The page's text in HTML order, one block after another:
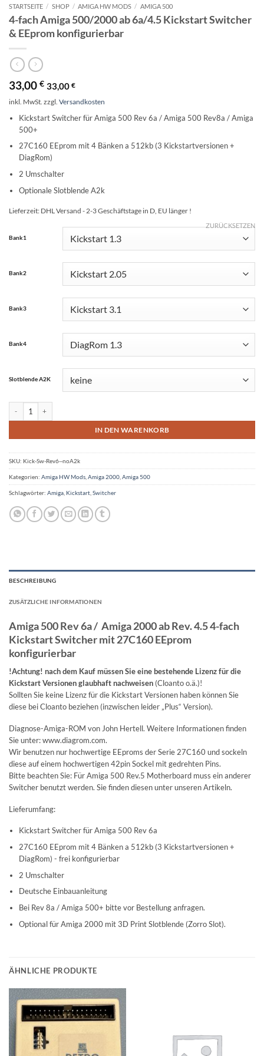
STARTSEITE / SHOP / AMIGA HW MODS / AMIGA 500
4-fach Amiga 500/2000 ab 6a/4.5 Kickstart Switcher
& EEprom konfigurierbar
33,00 € 33,00 €
inkl. MwSt. zzgl. Versandkosten
Kickstart Switcher für Amiga 500 Rev 6a / Amiga 500 Rev8a / Amiga
500+
27C160 EEprom mit 4 Bänken a 512kb (3 Kickstartversionen +
DiagRom)
2 Umschalter
Optionale Slotblende A2k
Lieferzeit: DHL Versand - 2-3 Geschäftstage in D, EU länger !
Bank1
Bank2
Bank3
Bank4
Slotblende A2K
ZURÜCKSETZEN
IN DEN WARENKORB
SKU: Kick-Sw-Rev6--noA2k
Kategorien: Amiga HW Mods Amiga 2000 Amiga 500
Schlagwörter: Amiga Kickstart Switcher
BESCHREIBUNG
ZUSÄTZLICHE INFORMATIONEN
Amiga 500 Rev 6a / Amiga 2000 ab Rev. 4.5 4-fach
Kickstart Switcher mit 27C160 EEprom
konfigurierbar
!Achtung! nach dem Kauf müssen Sie eine bestehende Lizenz für die
Kickstart Versionen glaubhaft nachweisen (Cloanto o.ä.)!
Sollten Sie keine Lizenz für die Kickstart Versionen haben können Sie
diese bei Cloanto beziehen (inzwischen leider „Plus“ Version).
Diagnose-Amiga-ROM von John Hertell. Weitere Informationen finden
Sie unter: www.diagrom.com.
Wir benutzen nur hochwertige EEproms der Serie 27C160 und sockeln
diese auf einem hochwertigen 42pin Sockel mit gedrehten Pins.
Bitte beachten Sie: Für Amiga 500 Rev.5 Motherboard muss ein anderer
Switcher benutzt werden. Sie finden diesen unter unseren Artikeln.
Lieferumfang:
Kickstart Switcher für Amiga 500 Rev 6a
27C160 EEprom mit 4 Bänken a 512kb (3 Kickstartversionen +
DiagRom) - frei konfigurierbar
2 Umschalter
Deutsche Einbauanleitung
Bei Rev 8a / Amiga 500+ bitte vor Bestellung anfragen.
Optional für Amiga 2000 mit 3D Print Slotblende (Zorro Slot).
ÄHNLICHE PRODUKTE